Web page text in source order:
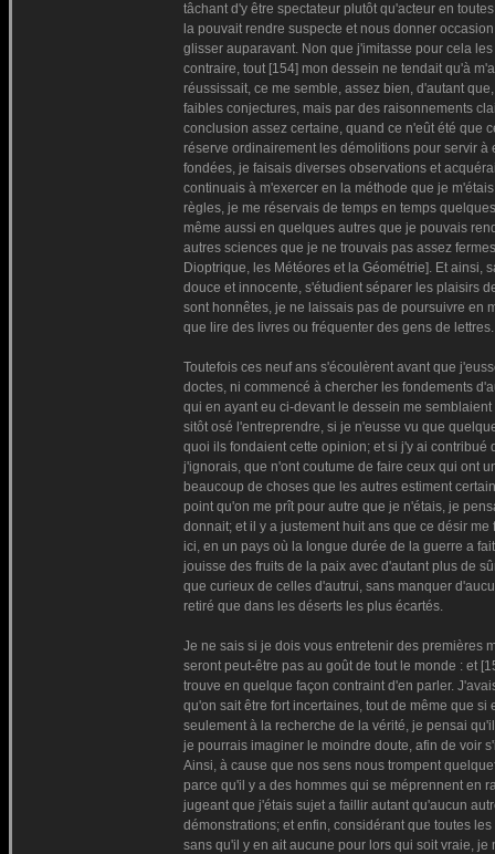
tâchant d'y être spectateur plutôt qu'acteur en
la pouvait rendre suspecte et nous donner
glisser auparavant. Non que j'imitasse pour cela
contraire, tout [154] mon dessein ne tendait qu'à
réussissait, ce me semble, assez bien, d'autant
faibles conjectures, mais par des raisonnements
conclusion assez certaine, quand ce n'eût été que
réserve ordinairement les démolitions pour servir
fondées, je faisais diverses observations et
continuais à m'exercer en la méthode que je
règles, je me réservais de temps en temps
même aussi en quelques autres que je pouvais
autres sciences que je ne trouvais pas assez
Dioptrique, les Météores et la Géométrie]. Et
douce et innocente, s'étudient séparer les plaisirs
sont honnêtes, je ne laissais pas de poursuivre en
que lire des livres ou fréquenter des gens de lettres.
Toutefois ces neuf ans s'écoulèrent avant que
doctes, ni commencé à chercher les fondements
qui en ayant eu ci-devant le dessein me
sitôt osé l'entreprendre, si je n'eusse vu que
quoi ils fondaient cette opinion; et si j'y ai
j'ignorais, que n'ont coutume de faire ceux qui ont
beaucoup de choses que les autres estiment
point qu'on me prît pour autre que je n'étais, je
donnait; et il y a justement huit ans que ce désir
ici, en un pays où la longue durée de la guerre a
jouisse des fruits de la paix avec d'autant plus de
que curieux de celles d'autrui, sans manquer
retiré que dans les déserts les plus écartés.
Je ne sais si je dois vous entretenir des premières
seront peut-être pas au goût de tout le monde : et
trouve en quelque façon contraint d'en parler.
qu'on sait être fort incertaines, tout de même que
seulement à la recherche de la vérité, je pensai
je pourrais imaginer le moindre doute, afin de voir
Ainsi, à cause que nos sens nous trompent
parce qu'il y a des hommes qui se méprennent en
jugeant que j'étais sujet a faillir autant qu'aucun
démonstrations; et enfin, considérant que toutes
sans qu'il y en ait aucune pour lors qui soit vraie,